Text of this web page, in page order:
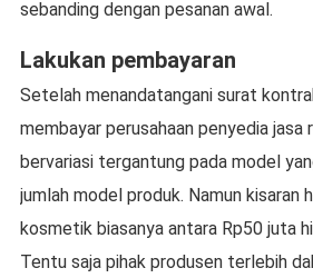
sebanding dengan pesanan awal.
Lakukan pembayaran
Setelah menandatangani surat
membayar perusahaan penyedia jasa
bervariasi tergantung pada model
jumlah model produk. Namun kisaran
kosmetik biasanya antara Rp50 juta
Tentu saja pihak produsen terlebih